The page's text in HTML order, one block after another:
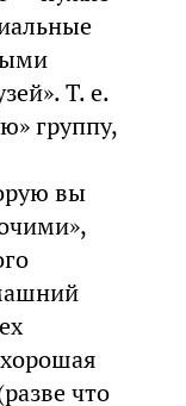
Т. е.
группу,
вы
что